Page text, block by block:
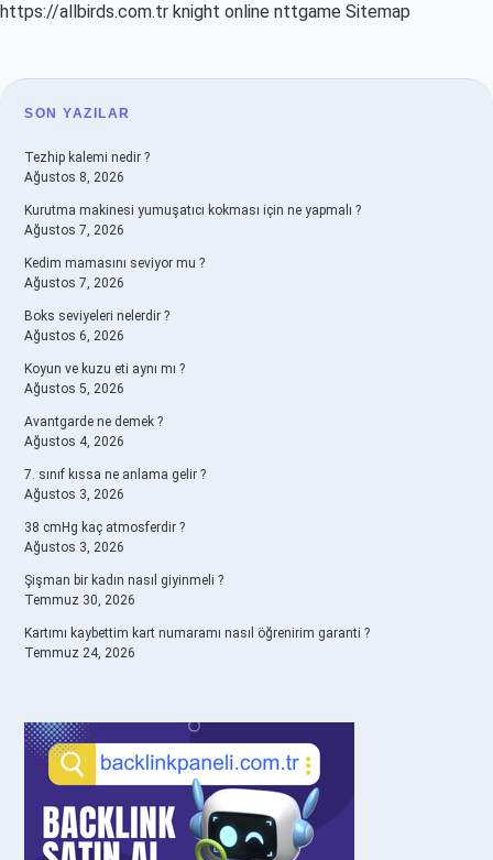
https://allbirds.com.tr knight online nttgame Sitemap
SIDEBAR
SON YAZILAR
Tezhip kalemi nedir ?
Ağustos 8, 2026
Kurutma makinesi yumuşatıcı kokması için ne yapmalı ?
Ağustos 7, 2026
Kedim mamasını seviyor mu ?
Ağustos 7, 2026
Boks seviyeleri nelerdir ?
Ağustos 6, 2026
Koyun ve kuzu eti aynı mı ?
Ağustos 5, 2026
Avantgarde ne demek ?
Ağustos 4, 2026
7. sınıf kıssa ne anlama gelir ?
Ağustos 3, 2026
38 cmHg kaç atmosferdir ?
Ağustos 3, 2026
Şişman bir kadın nasıl giyinmeli ?
Temmuz 30, 2026
Kartımı kaybettim kart numaramı nasıl öğrenirim garanti ?
Temmuz 24, 2026